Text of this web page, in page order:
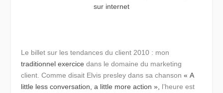
sur internet
Le billet sur les tendances du client 2010 : mon
traditionnel exercice dans le domaine du marketing
client. Comme disait Elvis presley dans sa chanson« A
little less conversation, a little more action », l’heure est